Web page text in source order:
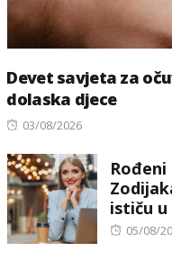
Devet savjeta za
dolaska djece
Posted
03/08/2026
Rođeni
ističu
Posted
05/08/